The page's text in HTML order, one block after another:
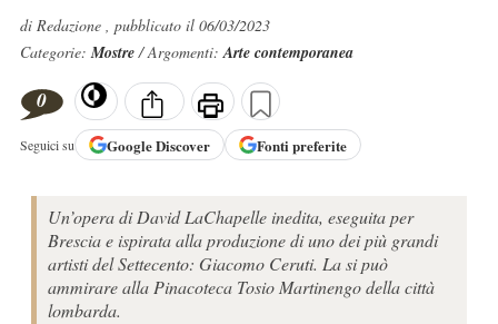
di Redazione , pubblicato il 06/03/2023
Categorie:Mostre/ Argomenti:Arte contemporanea
0
Seguici su GoogleDiscover Fonti preferite
Un’opera di David LaChapelle inedita, eseguita per
Brescia e ispirata alla produzione di uno dei più grandi
artisti del Settecento: Giacomo Ceruti. La si può
ammirare alla Pinacoteca Tosio Martinengo della città
lombarda.